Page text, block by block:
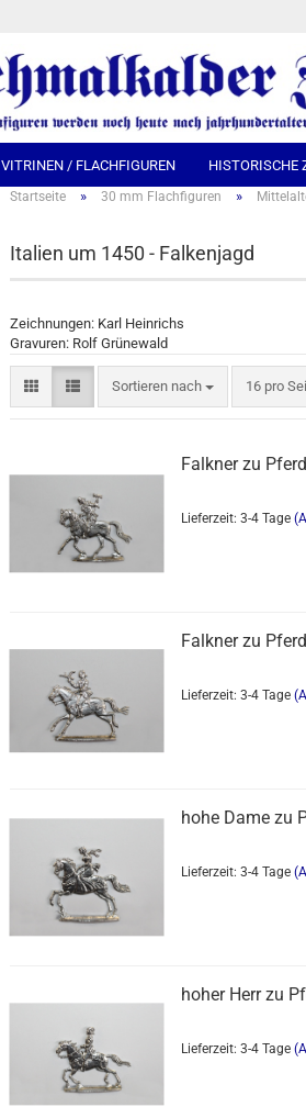
VITRINEN / FLACHFIGUREN HISTORISCHE
Startseite » 30 mm Flachfiguren »
Italien um 1450 - Falkenjagd
Zeichnungen: Karl Heinrichs
Gravuren: Rolf Grünewald
Sortieren nach 16 pro
Falkner zu Pferd
Lieferzeit: 3-4 Tage
Falkner zu Pferd
Lieferzeit: 3-4 Tage
hohe Dame zu
Lieferzeit: 3-4 Tage
hoher Herr zu
Lieferzeit: 3-4 Tage